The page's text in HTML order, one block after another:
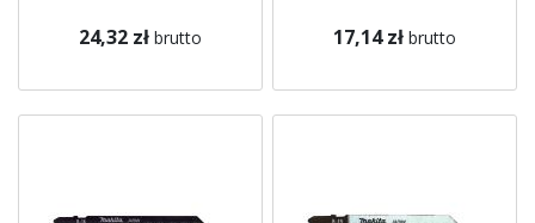
24,32 zł brutto 17,14 zł brutto